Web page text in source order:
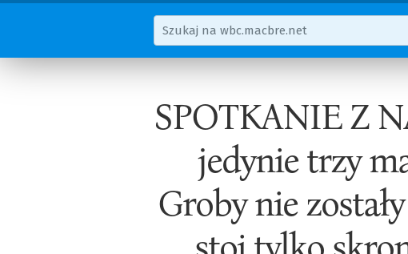
SPOTKANIE Z
jedynie trzy
Groby nie
stoi tylko